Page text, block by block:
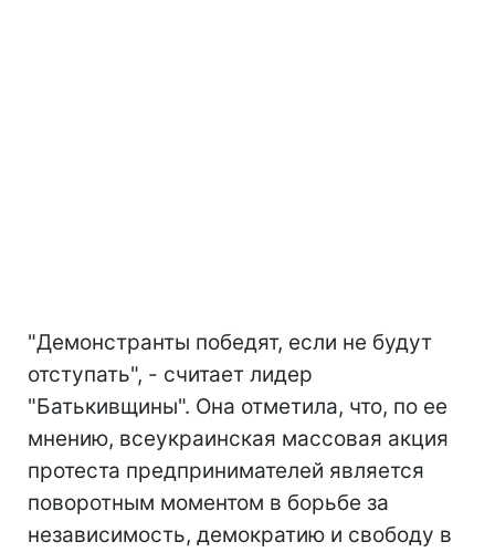
"Демонстранты победят, если не будут
отступать", - считает лидер
"Батькивщины". Она отметила, что, по ее
мнению, всеукраинская массовая акция
протеста предпринимателей является
поворотным моментом в борьбе за
независимость, демократию и свободу в